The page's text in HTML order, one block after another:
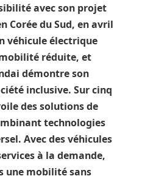
avec son projet
Corée du Sud, en avril
véhicule électrique
réduite, et
démontre son
inclusive. Sur cinq
des solutions de
technologies
Avec des véhicules
à la demande,
une mobilité sans